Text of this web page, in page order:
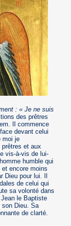
: « Je ne suis
des prêtres
Il commence
devant celui
moi je
prêtres et aux
vis-à-vis de lui-
humble qui
encore moins
Dieu pour lui. Il
de celui qui
sa volonté dans
le Baptiste
son Dieu. Sa
de clarté.